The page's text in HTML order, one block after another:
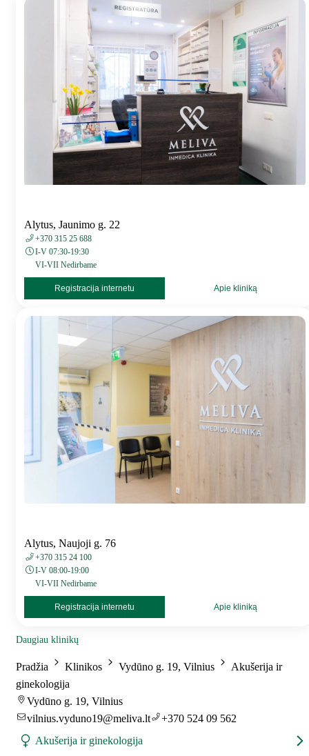
Alytus, Jaunimo g. 22
+370 315 25 688
I-V 07:30-19:30
VI-VII Nedirbame
Registracija internetu Apie kliniką
Alytus, Naujoji g. 76
+370 315 24 100
I-V 08:00-19:00
VI-VII Nedirbame
Registracija internetu Apie kliniką
Daugiau klinikų
Pradžia Klinikos Vydūno g. 19, Vilnius
Akušerija ir
ginekologija
Vydūno g. 19, Vilnius
vilnius.vyduno19@meliva.lt
+370 524 09 562
Akušerija ir ginekologija